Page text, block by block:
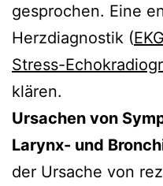
gesprochen. Eine
Herzdiagnostik (EKG
Stress-
klären.
Ursachen von
Larynx- und
der Ursache von